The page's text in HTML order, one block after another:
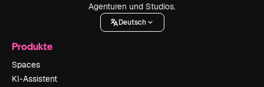
Agenturen und Studios.
Deutsch
Produkte
Spaces
KI-Assistent